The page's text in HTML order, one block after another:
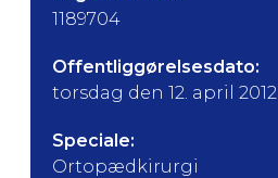
1189704
Offentliggørelsesdato:
torsdag den 12. april 2012
Speciale:
Ortopædkirurgi